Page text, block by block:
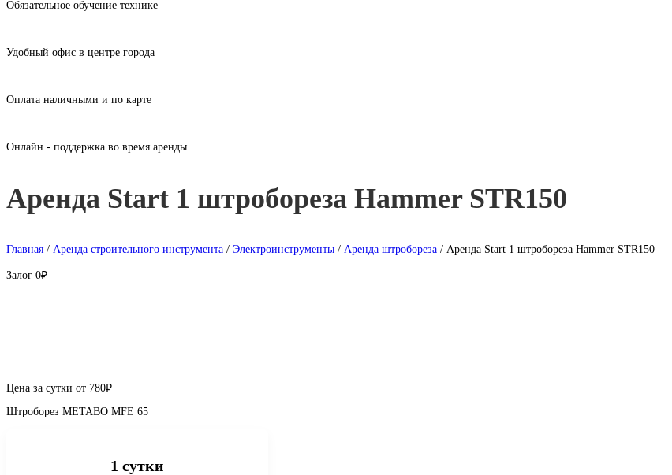
Обязательное обучение технике
Удобный офис в центре города
Оплата наличными и по карте
Онлайн - поддержка во время аренды
Аренда Start 1 штробореза Hammer STR150
Главная / Аренда строительного инструмента / Электроинструменты / Аренда штробореза / Аренда Start 1 штробореза Hammer STR150
Залог 0₽
Цена за сутки от 780₽
Штроборез METABO MFE 65
1 сутки